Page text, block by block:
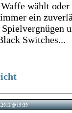
wählt
ein
Spielvergnügen
Switches...
@ 19:39